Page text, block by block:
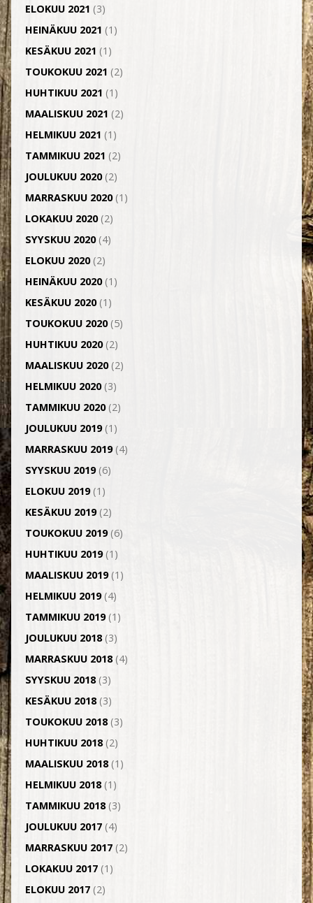
ELOKUU 2021 (3)
HEINÄKUU 2021 (1)
KESÄKUU 2021 (1)
TOUKOKUU 2021 (2)
HUHTIKUU 2021 (1)
MAALISKUU 2021 (2)
HELMIKUU 2021 (1)
TAMMIKUU 2021 (2)
JOULUKUU 2020(2)
MARRASKUU 2020(1)
LOKAKUU 2020(2)
SYYSKUU 2020(4)
ELOKUU 2020(2)
HEINÄKUU 2020(1)
KESÄKUU 2020(1)
TOUKOKUU 2020(5)
HUHTIKUU 2020(2)
MAALISKUU 2020(2)
HELMIKUU 2020(3)
TAMMIKUU 2020(2)
JOULUKUU 2019(1)
MARRASKUU 2019(4)
SYYSKUU 2019(6)
ELOKUU 2019(1)
KESÄKUU 2019(2)
TOUKOKUU 2019(6)
HUHTIKUU 2019(1)
MAALISKUU 2019(1)
HELMIKUU 2019(4)
TAMMIKUU 2019(1)
JOULUKUU 2018(3)
MARRASKUU 2018(4)
SYYSKUU 2018(3)
KESÄKUU 2018(3)
TOUKOKUU 2018(3)
HUHTIKUU 2018(2)
MAALISKUU 2018(1)
HELMIKUU 2018(1)
TAMMIKUU 2018(3)
JOULUKUU 2017(4)
MARRASKUU 2017(2)
LOKAKUU 2017(1)
ELOKUU 2017(2)